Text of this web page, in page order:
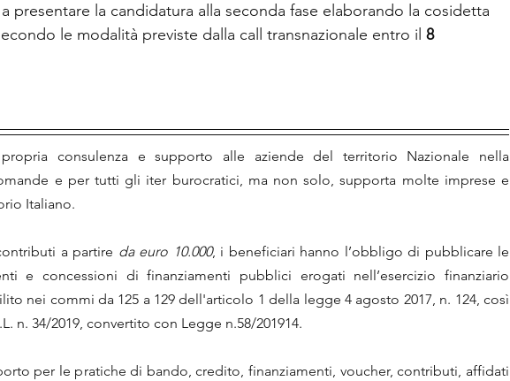
presentare la candidatura alla seconda fase elaborando la cosidetta
le modalità previste dalla call transnazionale entro il 8
consulenza e supporto alle aziende del territorio Nazionale nella
e per tutti gli iter burocratici, ma non solo, supporta molte imprese e
Italiano.
a partire da euro 10.000, i beneficiari hanno l’obbligo di pubblicare le
e concessioni di finanziamenti pubblici erogati nell’esercizio finanziario
nei commi da 125 a 129 dell'articolo 1 della legge 4 agosto 2017, n. 124, così
n. 34/2019, convertito con Legge n.58/201914.
per le pratiche di bando, credito, finanziamenti, voucher, contributi, affidati